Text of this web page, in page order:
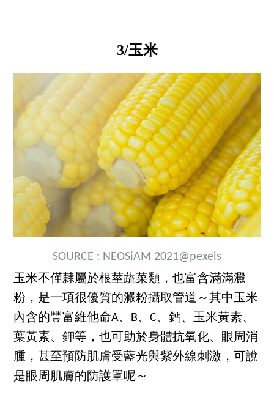
3/玉米
SOURCE : NEOSiAM 2021@pexels
玉米不僅隸屬於根莖蔬菜類，也富含滿滿澱
粉，是一項很優質的澱粉攝取管道～其中玉米
內含的豐富維他命A、B、C、鈣、玉米黃素、
葉黃素、鉀等，也可助於身體抗氧化、眼周消
腫，甚至預防肌膚受藍光與紫外線刺激，可說
是眼周肌膚的防護罩呢～